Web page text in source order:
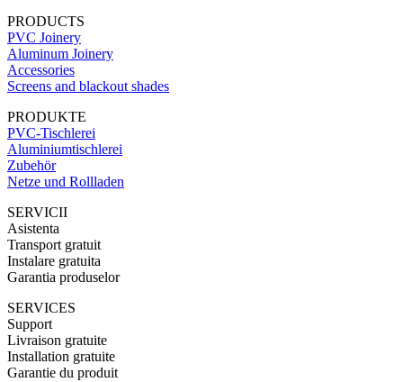
PRODUCTS
PVC Joinery
Aluminum Joinery
Accessories
Screens and blackout shades
PRODUKTE
PVC-Tischlerei
Aluminiumtischlerei
Zubehör
Netze und Rollladen
SERVICII
Asistenta
Transport gratuit
Instalare gratuita
Garantia produselor
SERVICES
Support
Livraison gratuite
Installation gratuite
Garantie du produit